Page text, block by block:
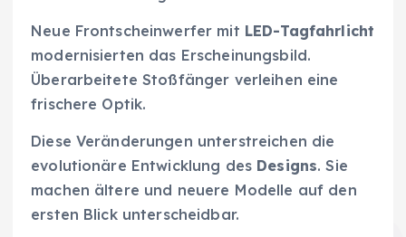
Neue Frontscheinwerfer mit LED-Tagfahrlicht
modernisierten das Erscheinungsbild.
Überarbeitete Stoßfänger verleihen eine
frischere Optik.
Diese Veränderungen unterstreichen die
evolutionäre Entwicklung des Designs. Sie
machen ältere und neuere Modelle auf den
ersten Blick unterscheidbar.